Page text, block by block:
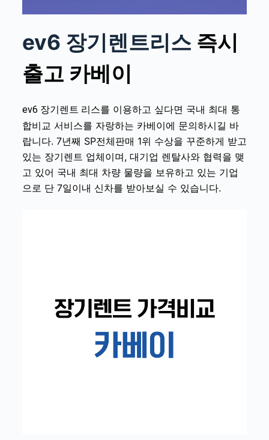
ev6 장기렌트리스즉시
출고 카베이
ev6 장기렌트 리스를 이용하고 싶다면 국내 최대 통
합비교 서비스를 자랑하는 카베이에 문의하시길 바
랍니다. 7년째 SP전체판매 1위 수상을 꾸준하게 받고
있는 장기렌트 업체이며, 대기업 렌탈사와 협력을 맺
고 있어 국내 최대 차량 물량을 보유하고 있는 기업
으로 단 7일이내 신차를 받아보실 수 있습니다.